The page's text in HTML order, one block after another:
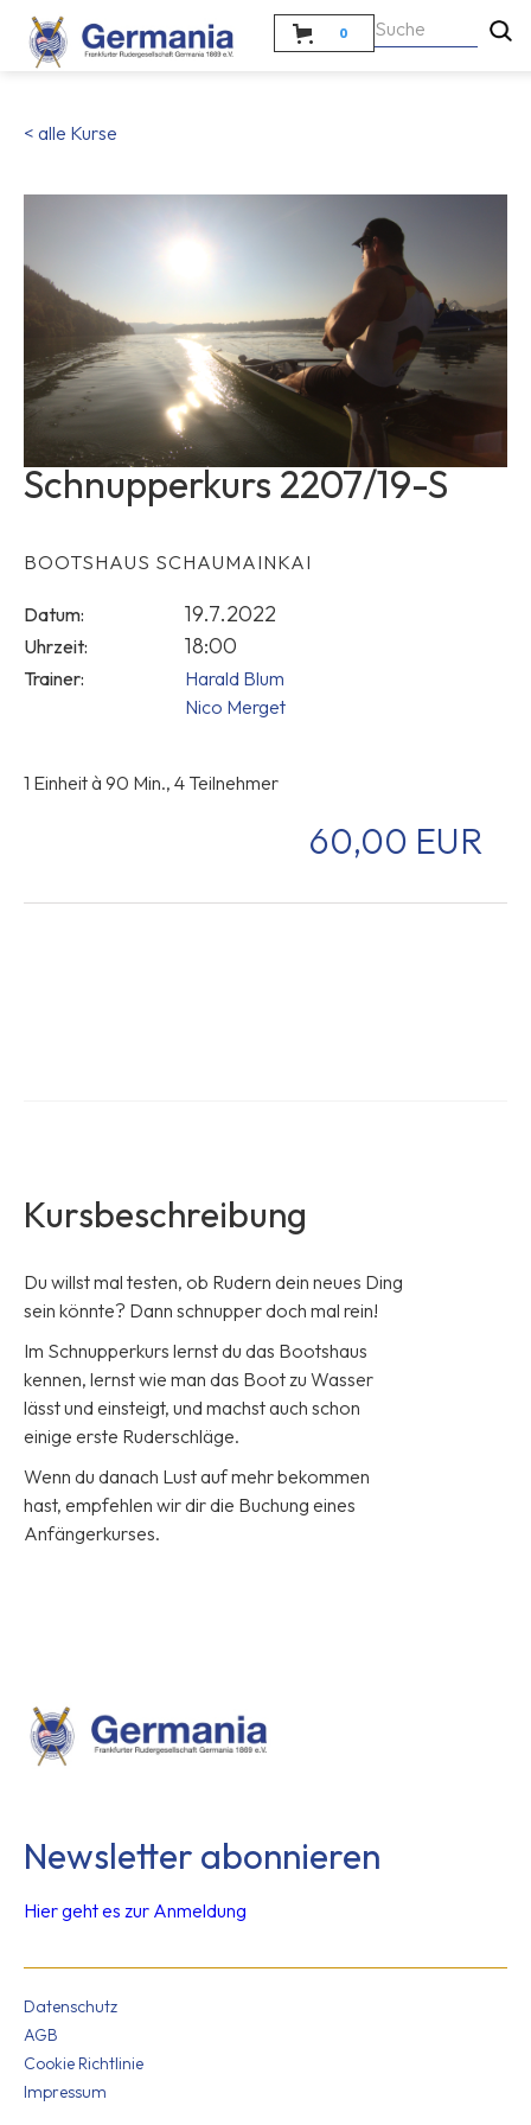
0
< alle Kurse
Schnupperkurs 2207/19-S
BOOTSHAUS SCHAUMAINKAI
Datum: 19.7.2022
Uhrzeit: 18:00
Trainer:
Harald Blum
Nico Merget
1 Einheit à 90 Min., 4 Teilnehmer
60,00 EUR
Kursbeschreibung
Du willst mal testen, ob Rudern dein neues Ding
sein könnte? Dann schnupper doch mal rein!
Im Schnupperkurs lernst du das Bootshaus
kennen, lernst wie man das Boot zu Wasser
lässt und einsteigt, und machst auch schon
einige erste Ruderschläge.
Wenn du danach Lust auf mehr bekommen
hast, empfehlen wir dir die Buchung eines
Anfängerkurses.
Newsletter abonnieren
Hier geht es zur Anmeldung
Datenschutz
AGB
Cookie Richtlinie
Impressum